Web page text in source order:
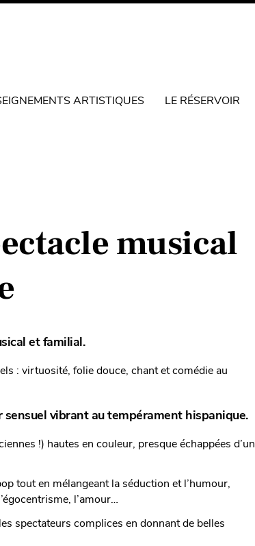
ARTISTIQUES LE RÉSERVOIR
musical
et familial.
: virtuosité, folie douce, chant et comédie au
sensuel vibrant au tempérament hispanique.
!) hautes en couleur, presque échappées d’un
touten mélangeant la séduction et l’humour,
l’amour…
spectateurs complices en donnant de belles